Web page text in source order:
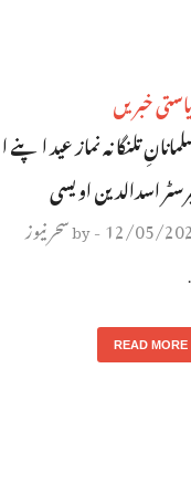
خبریں
تلنگانہ نماز عید
اسدالدین اویسی
12/05/
-
byسحر نیوز
READ MORE